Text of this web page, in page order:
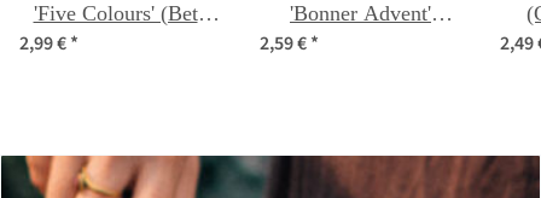
'Five Colours' (Beta
vulgaris ssp. vulgaris)
2,99 €*
'Bonner Advent'
(Brassica oleracea
2,59 €* 2,49